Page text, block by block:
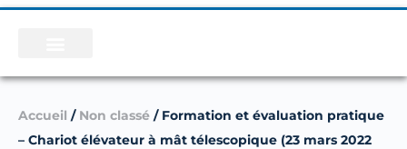
Accueil / Non classé / Formation et évaluation pratique
– Chariot élévateur à mât télescopique (23 mars 2022